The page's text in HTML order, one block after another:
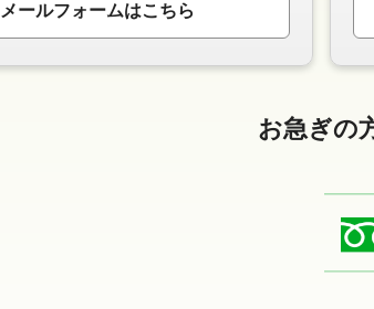
メールフォームはこちら
お急ぎの